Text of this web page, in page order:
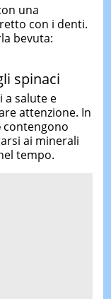
una
con i denti.
bevuta:
spinaci
a salute e
attenzione. In
contengono
ai minerali
tempo.